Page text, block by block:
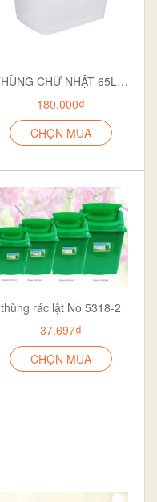
THÙNG CHỮ NHẬT 65L 5334
180.000₫
CHỌN MUA
thùng rác lật No 5318-2
37.697₫
CHỌN MUA